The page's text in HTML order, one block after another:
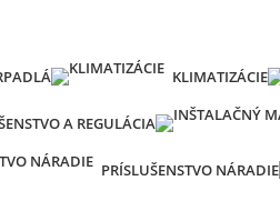
KLIMATIZÁCIE
A REGULÁCIA
PRÍSLUŠENSTVO NÁRADIE